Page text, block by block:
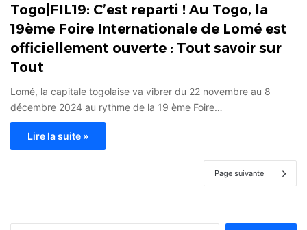
Togo|FIL19: C’est reparti ! Au Togo, la
19ème Foire Internationale de Lomé est
officiellement ouverte : Tout savoir sur
Tout
Lomé, la capitale togolaise va vibrer du 22 novembre au 8
décembre 2024 au rythme de la 19 ème Foire…
Lire la suite »
Page suivante